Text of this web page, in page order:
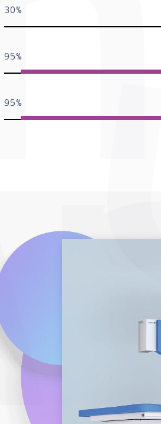
30
95
95